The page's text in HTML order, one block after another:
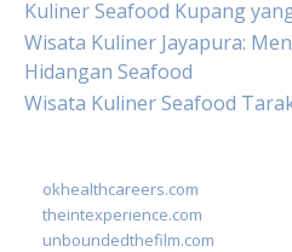
Kuliner Seafood Kupang
Wisata Kuliner Jayapura:
Hidangan Seafood
Wisata Kuliner Seafood
okhealthcareers.com
theintexperience.com
unboundedthefilm.com